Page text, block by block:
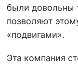
были довольны
позволяют
«подвигами».
Эта компания